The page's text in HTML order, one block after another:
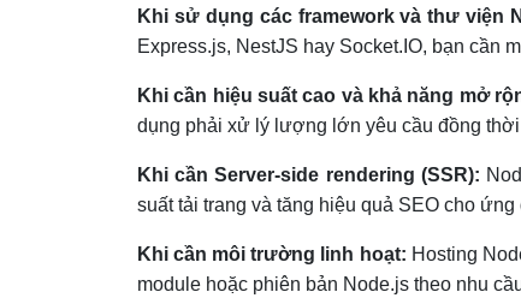
Khi sử dụng các framework và thư viện
Express.js, NestJS hay Socket.IO, bạn cần
Khi cần hiệu suất cao và khả năng mở
dụng phải xử lý lượng lớn yêu cầu đồng
Khi cần Server-side rendering (SSR):
suất tải trang và tăng hiệu quả SEO cho ứng
Khi cần môi trường linh hoạt: Hosting
module hoặc phiên bản Node.js theo nhu